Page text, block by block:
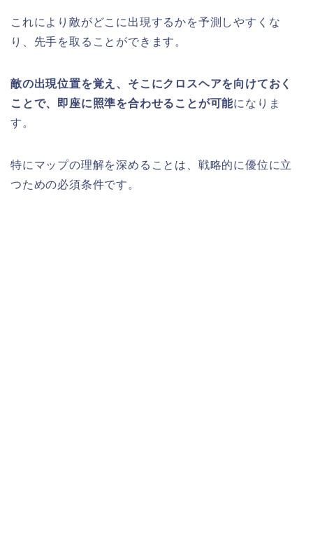
これにより敵がどこに出現するかを予測しやすくな
り、先手を取ることができます。
敵の出現位置を覚え、そこにクロスヘアを向けておく
ことで、即座に照準を合わせることが可能になりま
す。
特にマップの理解を深めることは、戦略的に優位に立
つための必須条件です。